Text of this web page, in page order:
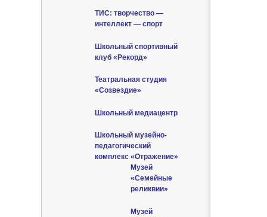
ТИС: творчество —
интеллект — спорт
Школьный спортивный
клуб «Рекорд»
Театральная студия
«Созвездие»
Школьный медиацентр
Школьный музейно-
педагогический
комплекс «Отражение»
Музей
«Семейные
реликвии»
Музей